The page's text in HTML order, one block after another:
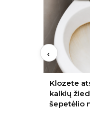
Ką sėti
daržovės,
spėsite
‹